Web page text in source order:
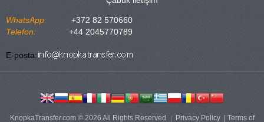
WhatsApp:
+372 82 570660
Telefon:
+44 2045770789
E-posta:
KnopkaTransfer.com © 2026 All Rights Reserved Privacy Policy| Terms of